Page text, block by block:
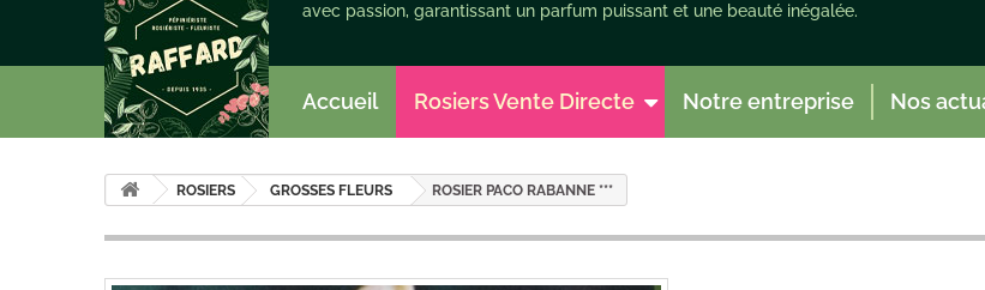
avec passion, garantissant un parfum puissant et une beauté inégalée.
Accueil Rosiers Vente Directe Notre entreprise Nos
ROSIERS GROSSES FLEURS ROSIER PACO RABANNE ***